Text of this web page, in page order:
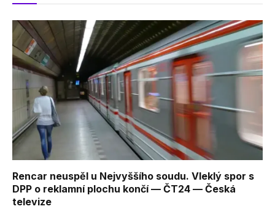
Rencar neuspěl u Nejvyššího soudu. Vleklý spor s
DPP o reklamní plochu končí — ČT24 — Česká
televize